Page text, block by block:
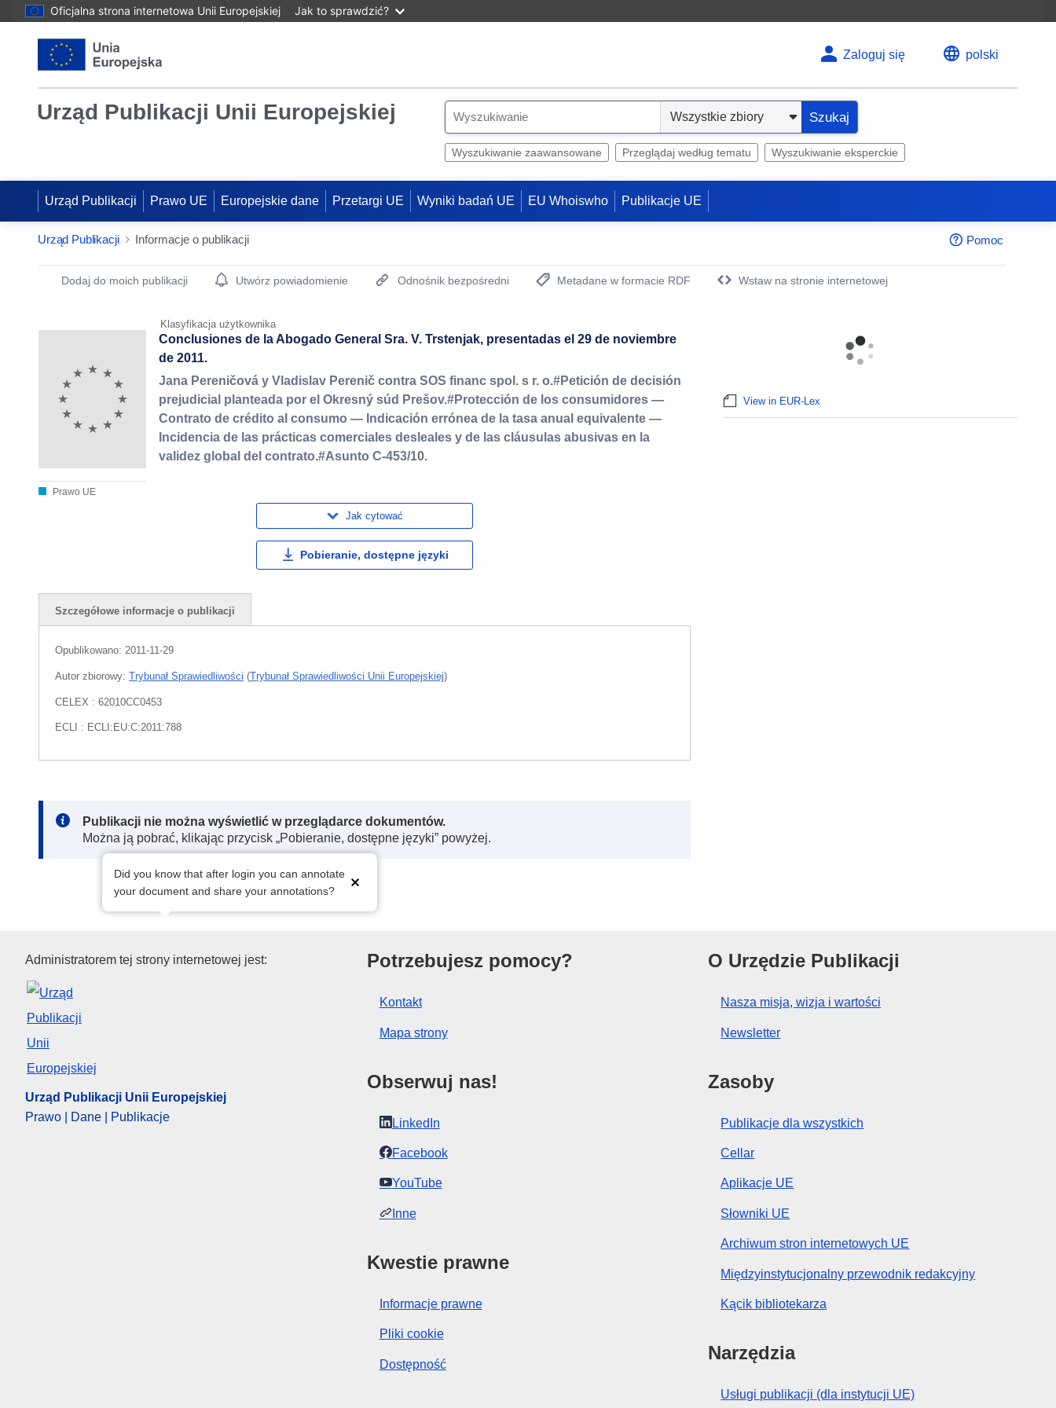
Oficjalna strona internetowa Unii Europejskiej Jak to sprawdzić?
Zaloguj się polski
Urząd Publikacji Unii Europejskiej
e
Szukaj
Wyszukiwanie zaawansowane Przeglądaj według tematu Wyszukiwanie eksperckie
Urząd Publikacji Prawo UE Europejskie dane Przetargi UE Wyniki badań UE EU Whoiswho Publikacje UE
Urząd Publikacji Informacje o publikacji Pomoc
Publication Detail Actions Portlet
Dodaj do moich publikacji Utwórz powiadomienie Odnośnik bezpośredni
Metadane w formacie RDF
Wstaw na stronie internetowej
Klasyfikacja użytkownika
Prawo UE
Conclusiones de la Abogado General Sra. V. Trstenjak, presentadas el 29 de noviembre
de 2011.
Jana Pereničová y Vladislav Perenič contra SOS financ spol. s r. o.#Petición de decisión
prejudicial planteada por el Okresný súd Prešov.#Protección de los consumidores —
Contrato de crédito al consumo — Indicación errónea de la tasa anual equivalente —
Incidencia de las prácticas comerciales desleales y de las cláusulas abusivas en la
validez global del contrato.#Asunto C‑453/10.
Jak cytować
Pobieranie, dostępne języki
Szczegółowe informacje o publikacji
Opublikowano: 2011-11-29
Autor zbiorowy: Trybunał Sprawiedliwości (Trybunał Sprawiedliwości Unii Europejskiej)
CELEX : 62010CC0453
ECLI : ECLI:EU:C:2011:788
Note:
Publikacji nie można wyświetlić w przeglądarce dokumentów.
Można ją pobrać, klikając przycisk „Pobieranie, dostępne języki” powyżej.
Did you know that after login you can annotate
your document and share your annotations?
View in EUR-Lex
Urząd Publikacji Unii Europejskiej
Administratorem tej strony internetowej jest:
Urząd Publikacji Unii Europejskiej
Prawo | Dane | Publikacje
Potrzebujesz pomocy?
Kontakt
Mapa strony
Obserwuj nas!
LinkedIn
Facebook
YouTube
Inne
Kwestie prawne
Informacje prawne
Pliki cookie
Dostępność
O Urzędzie Publikacji
Nasza misja, wizja i wartości
Newsletter
Zasoby
Publikacje dla wszystkich
Cellar
Aplikacje UE
Słowniki UE
Archiwum stron internetowych UE
Międzyinstytucjonalny przewodnik redakcyjny
Kącik bibliotekarza
Narzędzia
Usługi publikacji (dla instytucji UE)